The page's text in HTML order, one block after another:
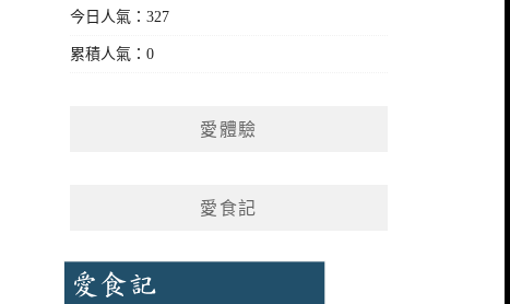
今日人氣：327
累積人氣：0
愛體驗
愛食記